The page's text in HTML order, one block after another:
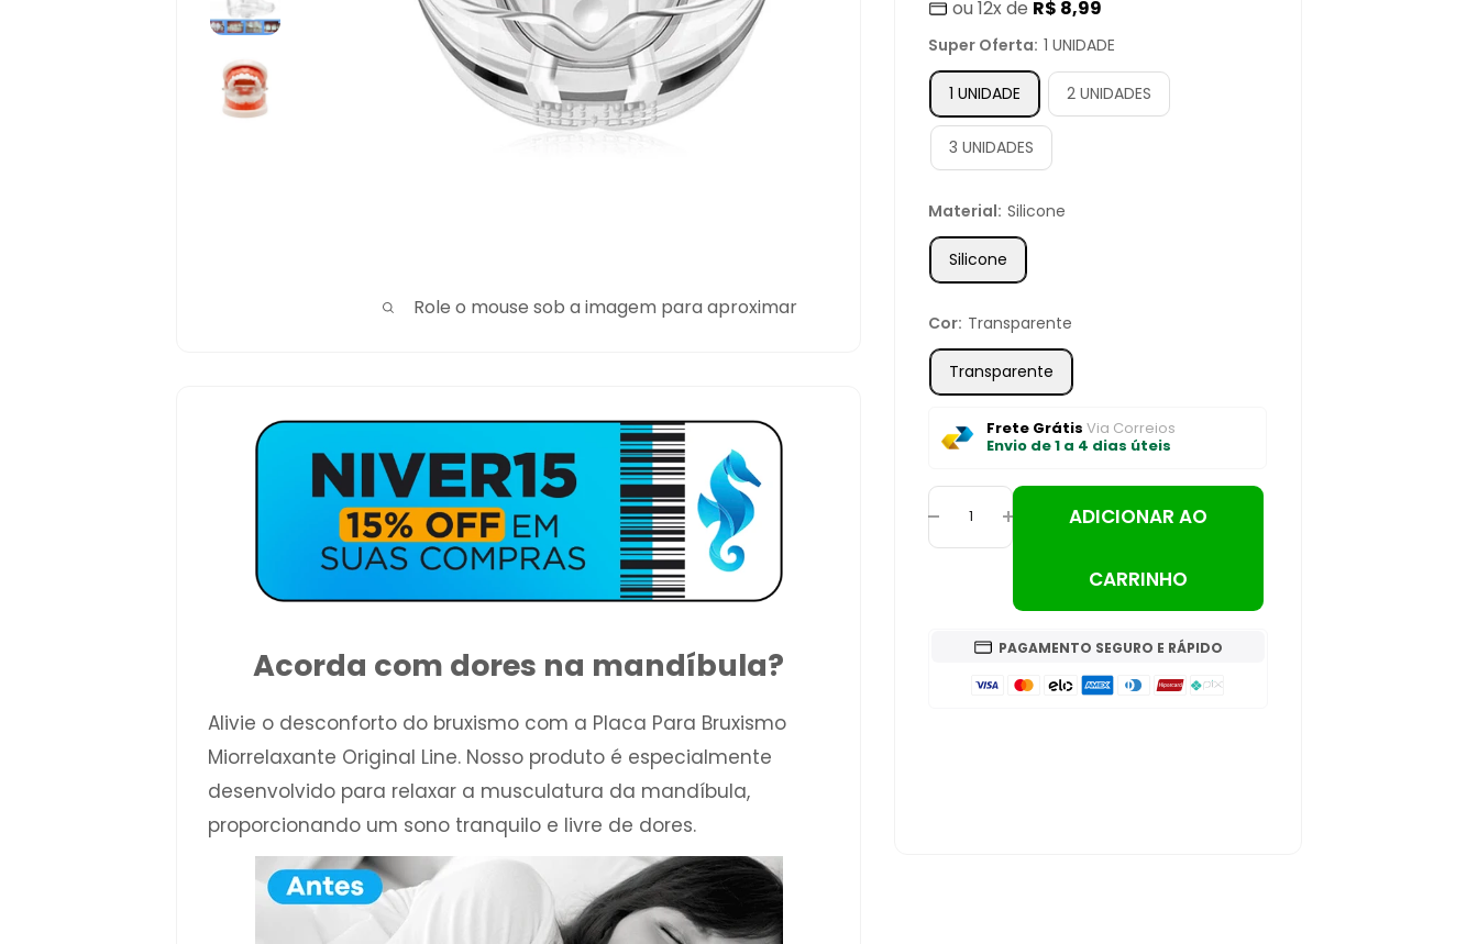
Role o mouse sob a imagem para aproximar
promocional
ou 12x de R$ 8,99
Super Oferta: 1 UNIDADE
1 UNIDADE 2 UNIDADES
3 UNIDADES
Material: Silicone
Silicone
Cor: Transparente
Transparente
Frete Grátis Via Correios
Envio de 1 a 4 dias úteis
ADICIONAR AO
CARRINHO
PAGAMENTO SEGURO E RÁPIDO
Acorda com dores na mandíbula?
Alivie o desconforto do bruxismo com a Placa Para Bruxismo
Miorrelaxante Original Line. Nosso produto é especialmente
desenvolvido para relaxar a musculatura da mandíbula,
proporcionando um sono tranquilo e livre de dores.